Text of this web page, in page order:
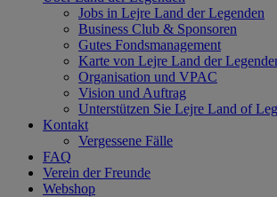
Jobs in Lejre Land der Legenden
Business Club & Sponsoren
Gutes Fondsmanagement
Karte von Lejre Land der
Organisation und VPAC
Vision und Auftrag
Unterstützen Sie Lejre Land of
Kontakt
Vergessene Fälle
FAQ
Verein der Freunde
Webshop